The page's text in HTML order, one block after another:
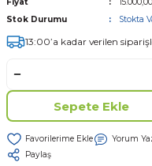
Stok Durumu
Stokta
13:00’a kadar verilen
Sepete Ekle
Yorum
Paylaş